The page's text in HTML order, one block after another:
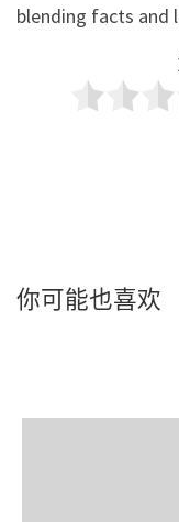
blending facts and
你可能也喜欢